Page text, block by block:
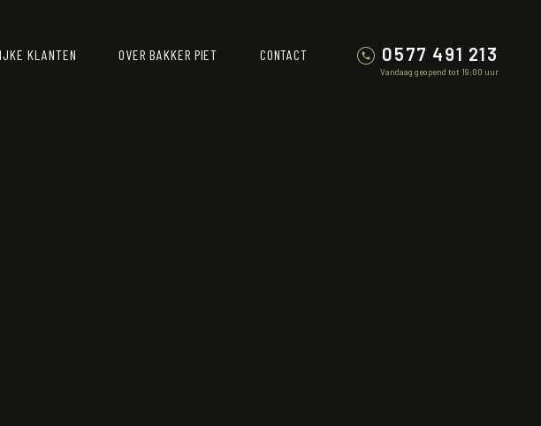
KLANTEN OVER BAKKER PIET CONTACT 0577 491 213
Vandaag geopend tot 19:00 uur